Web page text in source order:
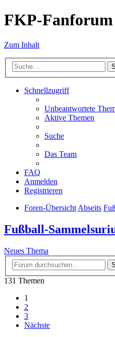
FKP-Fanforum
Zum Inhalt
Schnellzugriff
Unbeantwortete
Aktive Themen
Suche
Das Team
FAQ
Anmelden
Registrieren
Foren-ÜbersichtAbseits
Fußball-
Neues Thema
131 Themen
1
2
3
Nächste